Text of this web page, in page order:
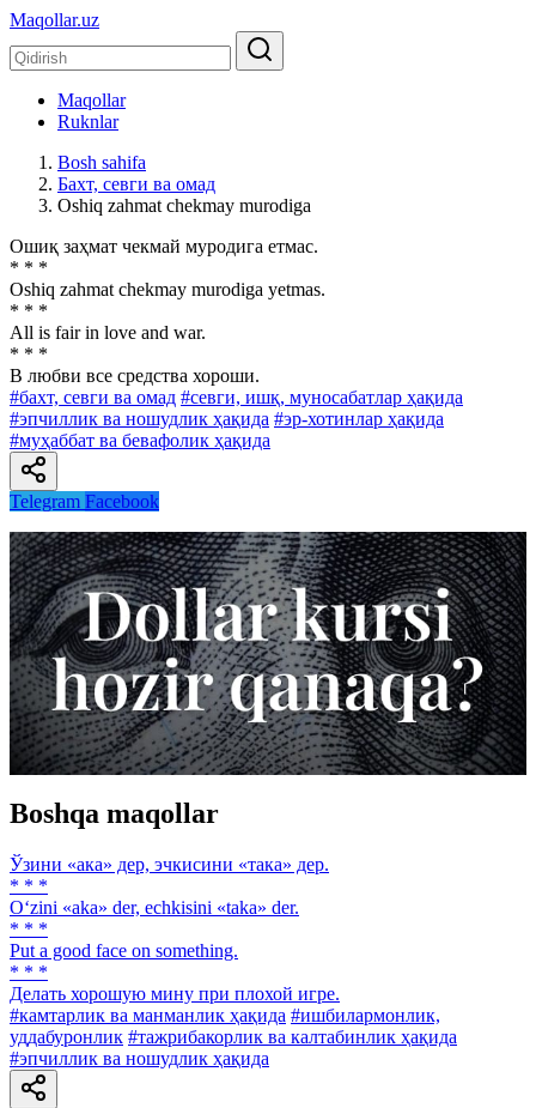
Maqollar.uz
Maqollar
Ruknlar
Bosh sahifa
Бахт, севги ва омад
Oshiq zahmat chekmay murodiga
Ошиқ заҳмат чекмай муродига етмас.
* * *
Oshiq zahmat chekmay murodiga yetmas.
* * *
All is fair in love and war.
* * *
В любви все средства хороши.
#бахт, севги ва омад #севги, ишқ, муносабатлар ҳақида
#эпчиллик ва ношудлик ҳақида #эр-хотинлар ҳақида
#муҳаббат ва бевафолик ҳақида
Telegram Facebook
Boshqa maqollar
Ўзини «ака» дер, эчкисини «така» дер.
* * *
O‘zini «aka» der, echkisini «taka» der.
* * *
Put a good face on something.
* * *
Делать хорошую мину при плохой игре.
#камтарлик ва манманлик ҳақида #ишбилармонлик,
уддабуронлик #тажрибакорлик ва калтабинлик ҳақида
#эпчиллик ва ношудлик ҳақида